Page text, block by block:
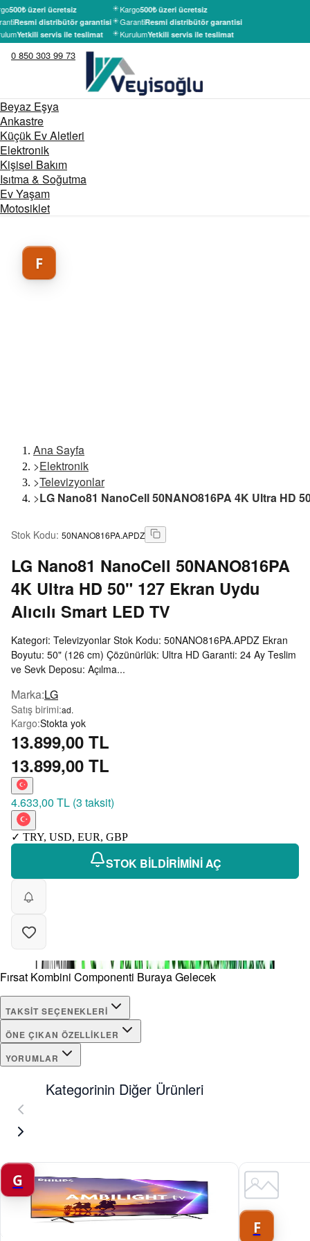
500₺ üzeri ücretsiz
Resmi distribütör garantisi
Yetkili servis ile teslimat
Kargo500₺ üzeri ücretsiz
GarantiResmi distribütör garantisi
KurulumYetkili servis ile teslimat
0 850 303 99 73
Beyaz Eşya
Ankastre
Küçük Ev Aletleri
Elektronik
Kişisel Bakım
Isıtma & Soğutma
Ev Yaşam
Motosiklet
F
Ana Sayfa
>Elektronik
>Televizyonlar
>LG Nano81 NanoCell 50NANO816PA 4K Ultra HD
Stok Kodu: 50NANO816PA.APDZ
LG Nano81 NanoCell 50NANO816PA
4K Ultra HD 50" 127 Ekran Uydu
Alıcılı Smart LED TV
Kategori: Televizyonlar Stok Kodu: 50NANO816PA.APDZ Ekran
Boyutu: 50" (126 cm) Çözünürlük: Ultra HD Garanti: 24 Ay Teslim
ve Sevk Deposu: Açılma...
Marka:LG
Satış birimi:ad.
Kargo:Stokta yok
13.899,00 TL
13.899,00 TL
4.633,00 TL (3 taksit)
✓ TRY, USD, EUR, GBP
STOK BİLDİRİMİNİ AÇ
Fırsat Kombini Componenti Buraya Gelecek
TAKSIT SEÇENEKLERI
ÖNE ÇIKAN ÖZELLIKLER
YORUMLAR
Kategorinin Diğer Ürünleri
G
F